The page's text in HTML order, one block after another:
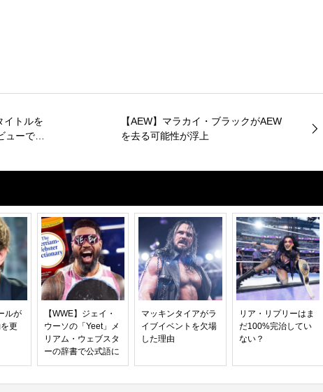
イトルを
ーでレ
【AEW】マラカイ・ブラックがAEW
を去る可能性が浮上
ルが
更
【WWE】ジェイ・
ウーソの「Yeet」メ
リアム・ウェブスタ
ーの辞書で公式語に
マッキンタイアがラ
イブイベントを欠場
した理由
リア・リプリーはま
だ100%完治してい
ない？